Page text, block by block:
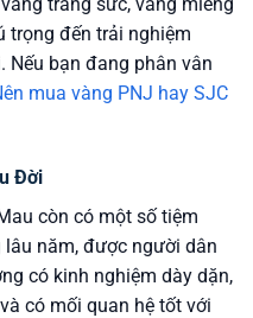
trọng đến trải nghiệm
Nếu bạn đang phân vân
mua vàng PNJ hay SJC
Đời
còn có một số tiệm
năm, được người dân
có kinh nghiệm dày dặn,
có mối quan hệ tốt với